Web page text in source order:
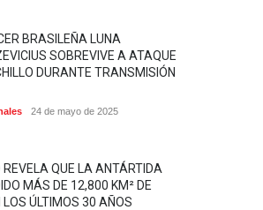
BRASILEÑA LUNA
SOBREVIVE A ATAQUE
DURANTE TRANSMISIÓN
24 de mayo de 2025
REVELA QUE LA ANTÁRTIDA
MÁS DE 12,800 KM² DE
LOS ÚLTIMOS 30 AÑOS